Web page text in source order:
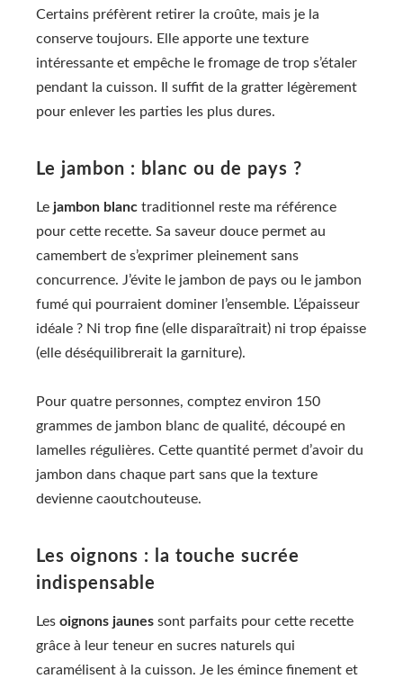
Certains préfèrent retirer la croûte, mais je la
conserve toujours. Elle apporte une texture
intéressante et empêche le fromage de trop s’étaler
pendant la cuisson. Il suffit de la gratter légèrement
pour enlever les parties les plus dures.
Le jambon : blanc ou de pays ?
Le jambon blanc traditionnel reste ma référence
pour cette recette. Sa saveur douce permet au
camembert de s’exprimer pleinement sans
concurrence. J’évite le jambon de pays ou le jambon
fumé qui pourraient dominer l’ensemble. L’épaisseur
idéale ? Ni trop fine (elle disparaîtrait) ni trop épaisse
(elle déséquilibrerait la garniture).
Pour quatre personnes, comptez environ 150
grammes de jambon blanc de qualité, découpé en
lamelles régulières. Cette quantité permet d’avoir du
jambon dans chaque part sans que la texture
devienne caoutchouteuse.
Les oignons : la touche sucrée
indispensable
Les oignons jaunes sont parfaits pour cette recette
grâce à leur teneur en sucres naturels qui
caramélisent à la cuisson. Je les émince finement et